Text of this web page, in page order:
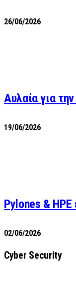
26/06/2026
Αυλαία για
19/06/2026
Pylones &
02/06/2026
Cyber Security